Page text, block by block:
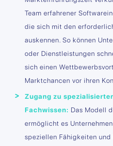
Team erfahrener
die sich mit den
auskennen. So können
oder Dienstleistungen
sich einen
Marktchancen vor ihren
Zugang zu
Fachwissen: Das Modell
ermöglicht es
speziellen Fähigkeiten und